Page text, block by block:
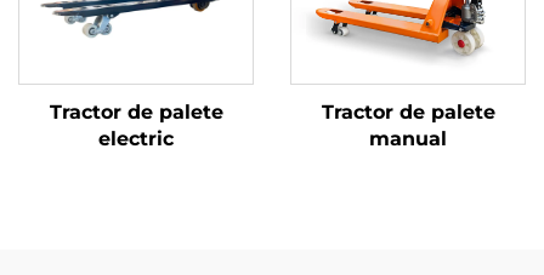
Tractor de palete
electric
Tractor de palete
manual